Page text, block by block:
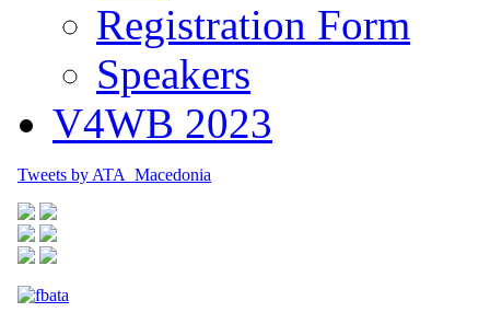
Registration Form
Speakers
V4WB 2023
Tweets by ATA_Macedonia